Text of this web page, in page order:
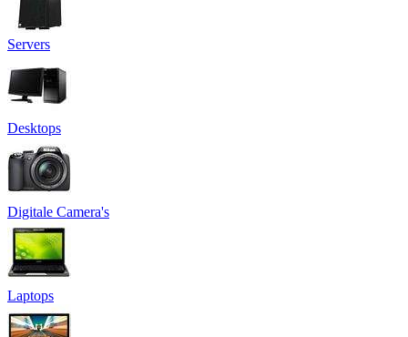
Servers
Desktops
Digitale Camera's
Laptops